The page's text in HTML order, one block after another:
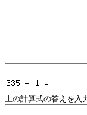
上の計算式の答えを入